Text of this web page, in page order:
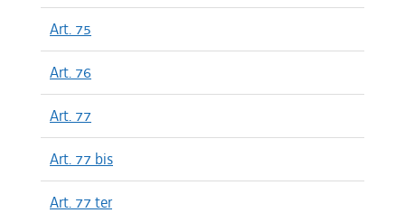
Art. 75
Art. 76
Art. 77
Art. 77 bis
Art. 77 ter